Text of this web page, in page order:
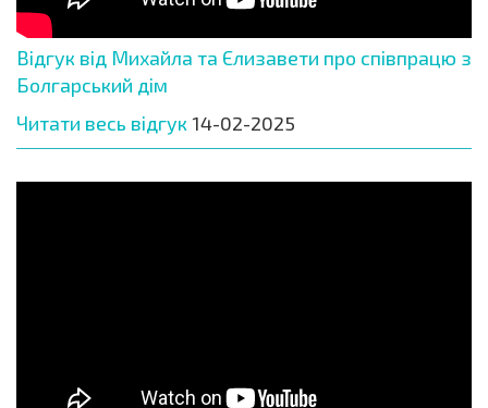
Відгук від Михайла та Єлизавети про співпрацю з
Болгарський дім
Читати весь відгук 14-02-2025